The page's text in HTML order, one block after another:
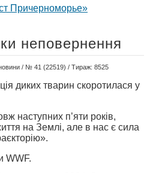
неповернення
/ № 41 (22519) / Тираж: 8525
диких тварин скоротилася у
наступних п’яти років,
на Землі, але в нас є сила
WWF.